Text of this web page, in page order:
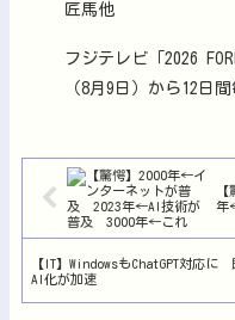
匠馬他
フジテレビ「2026
（8月9日）から12日
年
【IT】WindowsもChatGPT対応に
AI化が加速